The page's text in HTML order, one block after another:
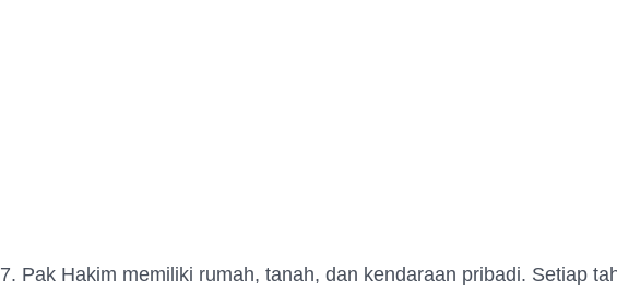
7. Pak Hakim memiliki rumah, tanah, dan kendaraan pribadi. Setiap